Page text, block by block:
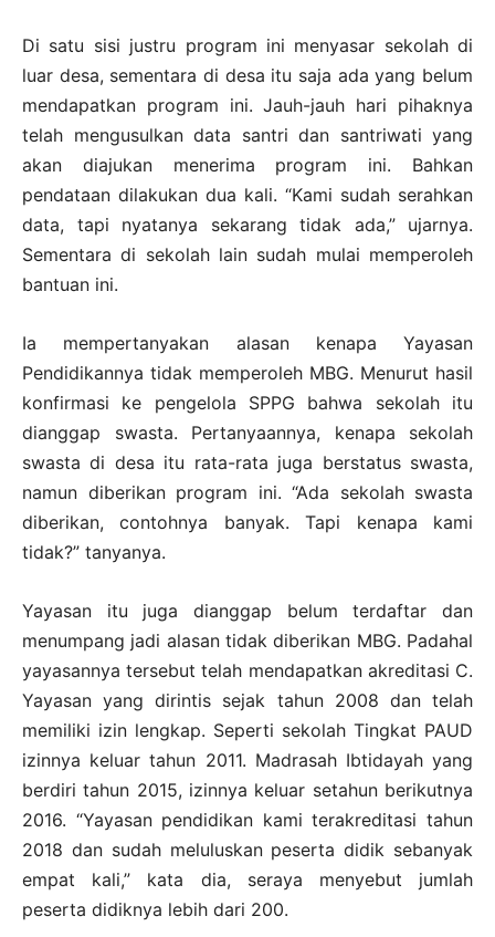
Di satu sisi justru program ini menyasar sekolah di
luar desa, sementara di desa itu saja ada yang belum
mendapatkan program ini. Jauh-jauh hari pihaknya
telah mengusulkan data santri dan santriwati yang
akan diajukan menerima program ini. Bahkan
pendataan dilakukan dua kali. “Kami sudah serahkan
data, tapi nyatanya sekarang tidak ada,” ujarnya.
Sementara di sekolah lain sudah mulai memperoleh
bantuan ini.
Ia mempertanyakan alasan kenapa Yayasan
Pendidikannya tidak memperoleh MBG. Menurut hasil
konfirmasi ke pengelola SPPG bahwa sekolah itu
dianggap swasta. Pertanyaannya, kenapa sekolah
swasta di desa itu rata-rata juga berstatus swasta,
namun diberikan program ini. “Ada sekolah swasta
diberikan, contohnya banyak. Tapi kenapa kami
tidak?” tanyanya.
Yayasan itu juga dianggap belum terdaftar dan
menumpang jadi alasan tidak diberikan MBG. Padahal
yayasannya tersebut telah mendapatkan akreditasi C.
Yayasan yang dirintis sejak tahun 2008 dan telah
memiliki izin lengkap. Seperti sekolah Tingkat PAUD
izinnya keluar tahun 2011. Madrasah Ibtidayah yang
berdiri tahun 2015, izinnya keluar setahun berikutnya
2016. “Yayasan pendidikan kami terakreditasi tahun
2018 dan sudah meluluskan peserta didik sebanyak
empat kali,” kata dia, seraya menyebut jumlah
peserta didiknya lebih dari 200.